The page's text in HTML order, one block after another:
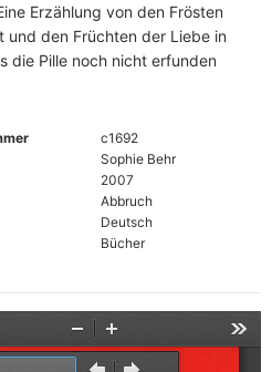
Erzählung von den Frösten
und den Früchten der Liebe in
die Pille noch nicht erfunden
c1692
Sophie Behr
2007
Abbruch
Deutsch
Bücher